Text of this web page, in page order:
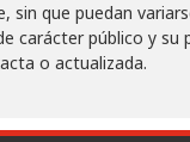
que puedan
carácter público y
o actualizada.